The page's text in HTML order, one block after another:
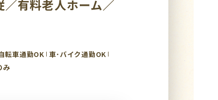
有料老人ホーム／
転車通勤OK 車･バイク通勤OK
み